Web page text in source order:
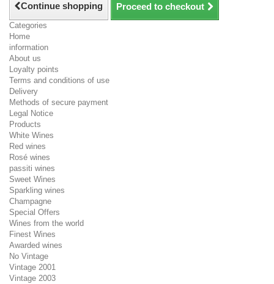
Continue shopping Proceed to checkout
Categories
Home
information
About us
Loyalty points
Terms and conditions of use
Delivery
Methods of secure payment
Legal Notice
Products
White Wines
Red wines
Rosé wines
passiti wines
Sweet Wines
Sparkling wines
Champagne
Special Offers
Wines from the world
Finest Wines
Awarded wines
No Vintage
Vintage 2001
Vintage 2003